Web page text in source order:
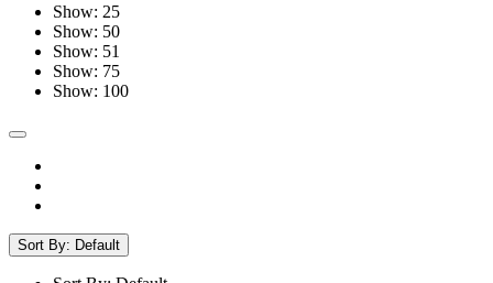
Show: 25
Show: 50
Show: 51
Show: 75
Show: 100
Sort By: Default